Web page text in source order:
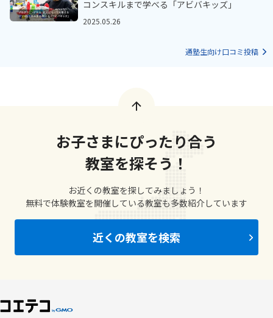
コンスキルまで学べる「アビバキッズ」
2025.05.26
通塾生向け口コミ投稿
お子さまにぴったり合う
教室を探そう！
お近くの教室を探してみましょう！
無料で体験教室を開催している教室も多数紹介しています
近くの教室を検索